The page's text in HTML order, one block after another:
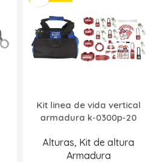
Kit linea de vida vertical
armadura k-0300p-20
Alturas, Kit de altura
Armadura